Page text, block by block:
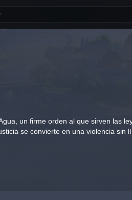
un firme orden al que sirven las
se convierte en una violencia sin